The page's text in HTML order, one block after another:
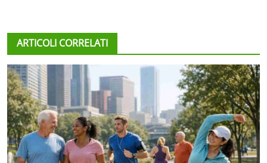
ARTICOLI CORRELATI